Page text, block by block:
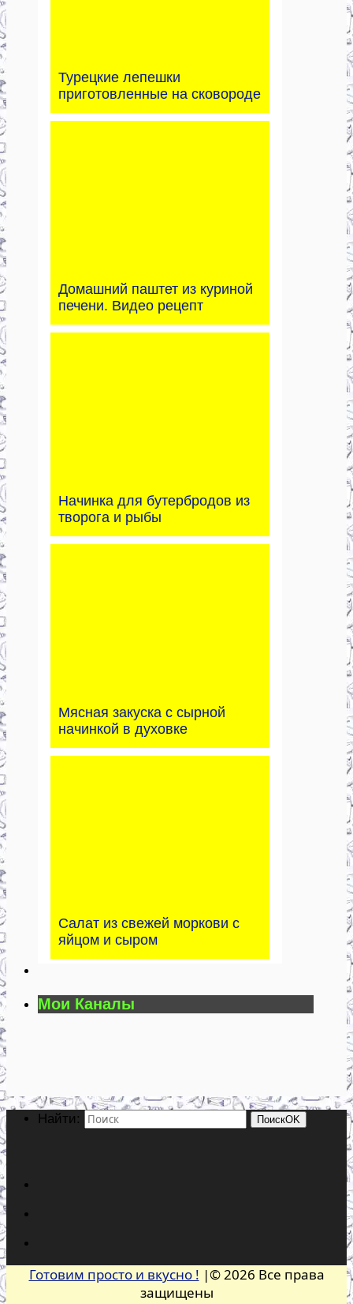
Турецкие лепешки
приготовленные на сковороде
Домашний паштет из куриной
печени. Видео рецепт
Начинка для бутербродов из
творога и рыбы
Мясная закуска с сырной
начинкой в духовке
Салат из свежей моркови с
яйцом и сыром
Мои Каналы
Найти: ПоискOK
Готовим просто и вкусно ! |© 2026 Все права
защищены